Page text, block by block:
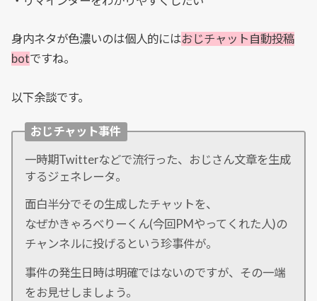
身内ネタが色濃いのは個人的にはおじチャット自動投稿
botですね。
以下余談です。
おじチャット事件
一時期Twitterなどで流行った、おじさん文章を生成
するジェネレータ。
面白半分でその生成したチャットを、
なぜかきゃろべりーくん(今回PMやってくれた人)の
チャンネルに投げるという珍事件が。
事件の発生日時は明確ではないのですが、その一端
をお見せしましょう。